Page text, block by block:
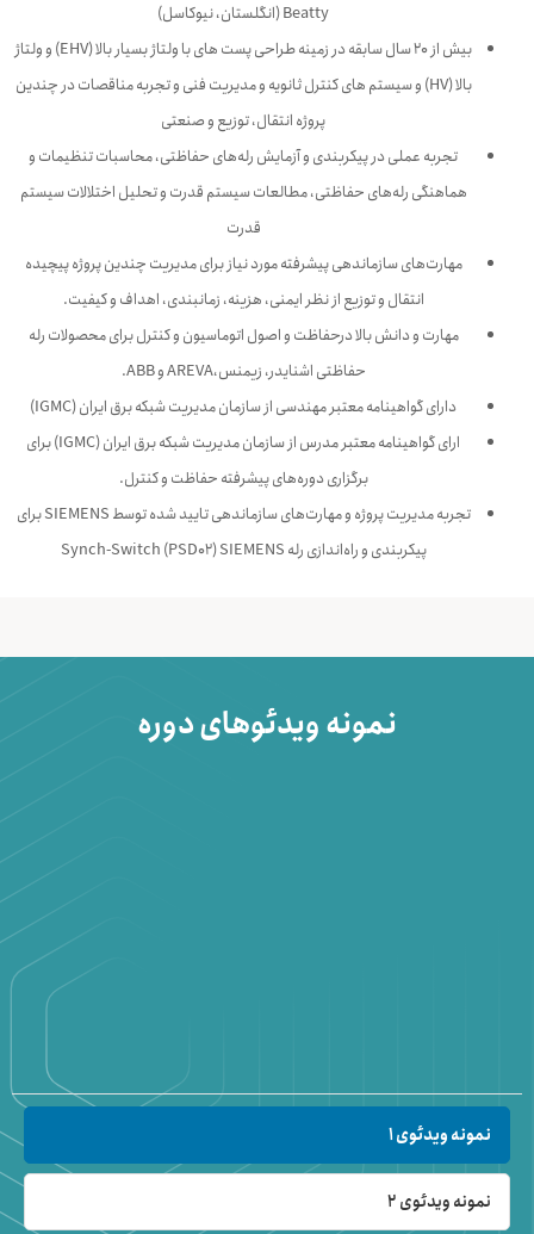
Beatty (انگلستان، نیوکاسل)
بیش از 20 سال سابقه در زمینه طراحی پست های با ولتاژ بسیار بالا (EHV) و ولتاژ
بالا (HV) و سیستم های کنترل ثانویه و مدیریت فنی و تجربه مناقصات در چندین
پروژه انتقال، توزیع و صنعتی
تجربه عملی در پیکربندی و آزمایش رله‌های حفاظتی، محاسبات تنظیمات و
هماهنگی رله‌های حفاظتی، مطالعات سیستم قدرت و تحلیل اختلالات سیستم
قدرت
مهارت‌های سازماندهی پیشرفته مورد نیاز برای مدیریت چندین پروژه پیچیده
انتقال و توزیع از نظر ایمنی، هزینه، زمانبندی، اهداف و کیفیت.
مهارت و دانش بالا درحفاظت و اصول اتوماسیون و کنترل برای محصولات رله
حفاظتی اشنایدر، زیمنس،AREVA و ABB.
دارای گواهینامه معتبر مهندسی از سازمان مدیریت شبکه برق ایران (IGMC)
ارای گواهینامه معتبر مدرس از سازمان مدیریت شبکه برق ایران (IGMC) برای
برگزاری دوره‌های پیشرفته حفاظت و کنترل.
تجربه مدیریت پروژه و مهارت‌های سازماندهی تایید شده توسط SIEMENS برای
پیکربندی و راه‌اندازی رله Synch-Switch (PSD02) SIEMENS
نمونه ویدئوهای دوره
نمونه ویدئوی 1
نمونه ویدئوی 2